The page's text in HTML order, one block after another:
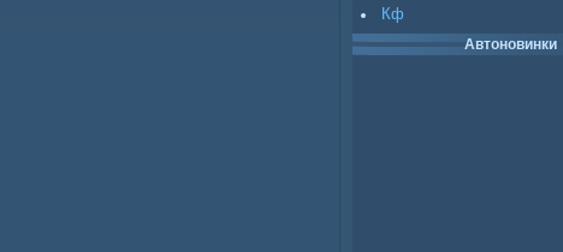
Кф
Автоновинки